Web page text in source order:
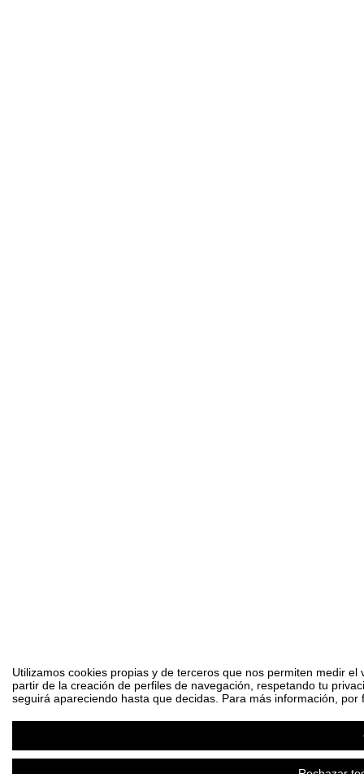
Utilizamos cookies propias y de terceros que nos permiten medir
partir de la creación de perfiles de navegación, respetando tu
seguirá apareciendo hasta que decidas. Para más información,